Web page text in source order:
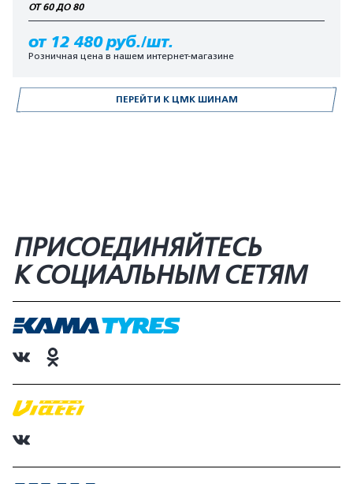
ПЕРЕЙТИ К ЦМК ШИНАМ
ОТ 60 ДО 80
от 12 480 руб./шт.
Розничная цена в нашем интернет-магазине
ПРИСОЕДИНЯЙТЕСЬ
К СОЦИАЛЬНЫМ СЕТЯМ